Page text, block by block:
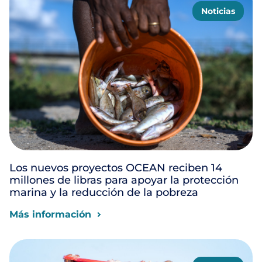
Noticias
Los nuevos proyectos OCEAN reciben 14
millones de libras para apoyar la protección
marina y la reducción de la pobreza
Más información